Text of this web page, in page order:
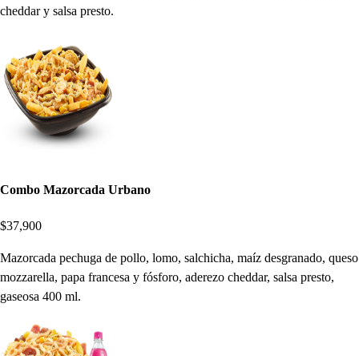
cheddar y salsa presto.
Combo Mazorcada Urbano
$37,900
Mazorcada pechuga de pollo, lomo, salchicha, maíz desgranado, queso
mozzarella, papa francesa y fósforo, aderezo cheddar, salsa presto,
gaseosa 400 ml.